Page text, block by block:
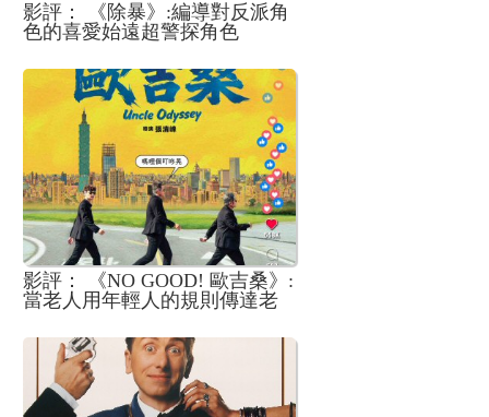
影評： 《除暴》:編導對反派角
色的喜愛始遠超警探角色
影評： 《NO GOOD! 歐吉桑》:
當老人用年輕人的規則傳達老
是新時代用新方法傳達傳統思